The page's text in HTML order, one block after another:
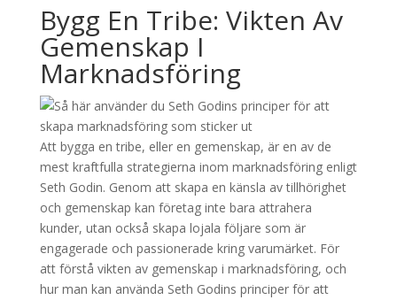
Bygg En Tribe: Vikten Av
Gemenskap I
Marknadsföring
Att bygga en tribe, eller en gemenskap, är en av de
mest kraftfulla strategierna inom marknadsföring enligt
Seth Godin. Genom att skapa en känsla av tillhörighet
och gemenskap kan företag inte bara attrahera
kunder, utan också skapa lojala följare som är
engagerade och passionerade kring varumärket. För
att förstå vikten av gemenskap i marknadsföring, och
hur man kan använda Seth Godins principer för att